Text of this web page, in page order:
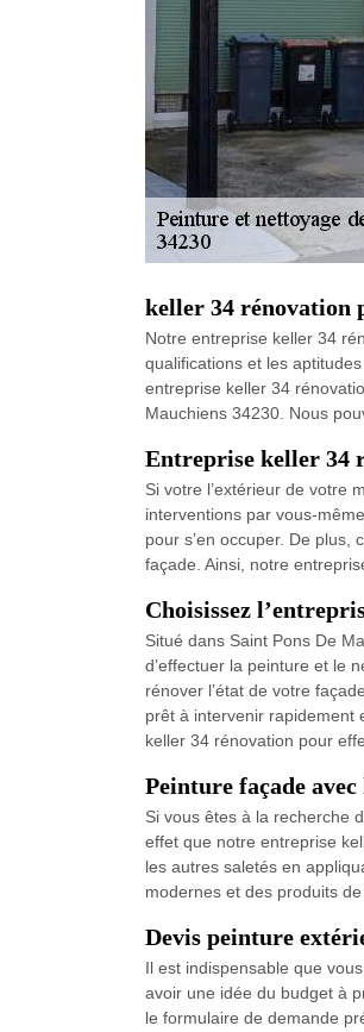
keller 34 rénovation
Notre entreprise keller 34
qualifications et les
entreprise keller 34
Mauchiens 34230. Nous
Entreprise keller 34
Si votre l’extérieur de votre
interventions par vous-
pour s’en occuper. De
façade. Ainsi, notre
Choisissez
Situé dans Saint Pons De
d’effectuer la peinture et le
rénover l’état de votre
prêt à intervenir rapidement
keller 34 rénovation pour
Peinture façade
Si vous êtes à la recherche
effet que notre entreprise
les autres saletés en
modernes et des produits
Devis peinture
Il est indispensable que
avoir une idée du budget à
le formulaire de demande